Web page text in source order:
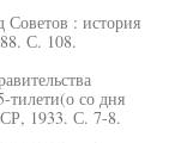
: история
С. 108.
со дня
1933. С. 7-8.